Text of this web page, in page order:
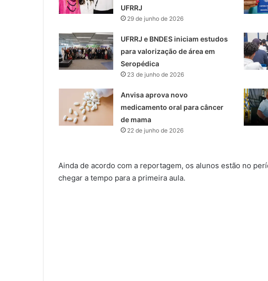
UFRRJ
29 de junho de 2026
UFRRJ e BNDES iniciam estudos
para valorização de área em
Seropédica
23 de junho de 2026
Anvisa aprova novo
medicamento oral para câncer
de mama
22 de junho de 2026
Ainda de acordo com a reportagem, os alunos estão no
chegar a tempo para a primeira aula.